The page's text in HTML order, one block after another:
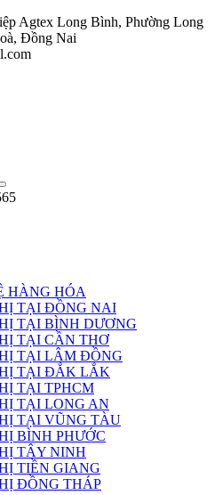
Agtex Long Bình, Phường Long
Đồng Nai
HÀNG HÓA
TẠI ĐỒNG NAI
TẠI BÌNH DƯƠNG
TẠI CẦN THƠ
TẠI LÂM ĐỒNG
TẠI ĐẮK LẮK
TẠI TPHCM
TẠI LONG AN
TẠI VŨNG TÀU
BÌNH PHƯỚC
TÂY NINH
TIỀN GIANG
ĐỒNG THÁP